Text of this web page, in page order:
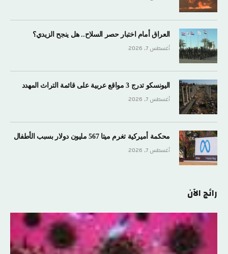
العراق أمام اختبار حصر السلاح.. هل ينجح الزيدي؟
أغسطس 7, 2026
اليونسكو تدرج 3 مواقع عربية على قائمة التراث المهدد
أغسطس 7, 2026
محكمة أميركية تغرم ميتا 567 مليون دولار بسبب الأطفال
أغسطس 7, 2026
رائج الآن